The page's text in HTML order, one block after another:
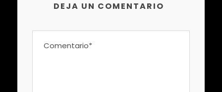
DEJA UN COMENTARIO